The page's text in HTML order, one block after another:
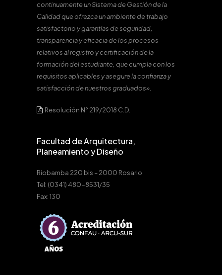
continuamente un Sistema de Gestión de la
Calidad que ofrezca un ambiente de trabajo
satisfactorio y garantías de seguridad,
transparencia y eficacia de los procesos
relativos al registro y certificación de la
formación del estudiante, que cumpla con los
requisitos aplicables y asegure la confianza y
satisfacción de nuestros graduados».
Resolución N° 219/2018 C.D.
Facultad de Arquitectura,
Planeamiento y Diseño
Riobamba 220 bis – 2000 Rosario
Tel: (0341) 480-8531/35
Fax: 130